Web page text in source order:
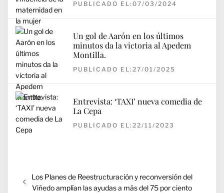
PUBLICADO EL:07/03/2024
Un gol de Aarón en los últimos
minutos da la victoria al Apedem
Montilla.
PUBLICADO EL:27/01/2025
Entrevista: ‘TAXI’ nueva comedia de
La Cepa
PUBLICADO EL:22/11/2023
Navegación
de
Entrada
anterior:
Los Planes de Reestructuración y reconversión del
Viñedo amplían las ayudas a más del 75 por ciento